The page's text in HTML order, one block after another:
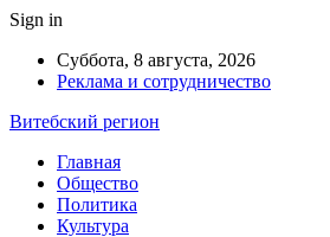
Sign in
Суббота, 8 августа, 2026
Реклама и сотрудничество
Витебский регион
Главная
Общество
Политика
Культура